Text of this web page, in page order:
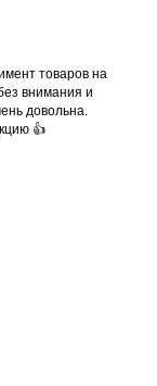
товаров на
внимания и
довольна.
👍